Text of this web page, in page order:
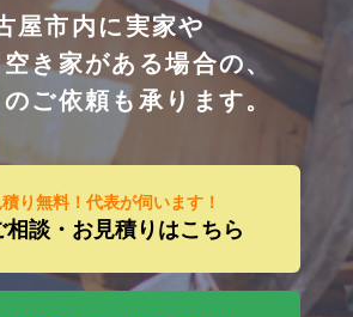
屋市内に実家や
き家がある場合の、
ご依頼も承ります。
積り無料！代表が伺います！
相談・お見積りはこちら